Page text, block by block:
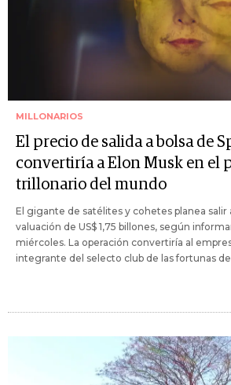
MILLONARIOS
El precio de salida a bolsa de
convertiría a Elon Musk en el
trillonario del mundo
El gigante de satélites y cohetes planea salir
valuación de US$ 1,75 billones, según
miércoles. La operación convertiría al
integrante del selecto club de las fortunas